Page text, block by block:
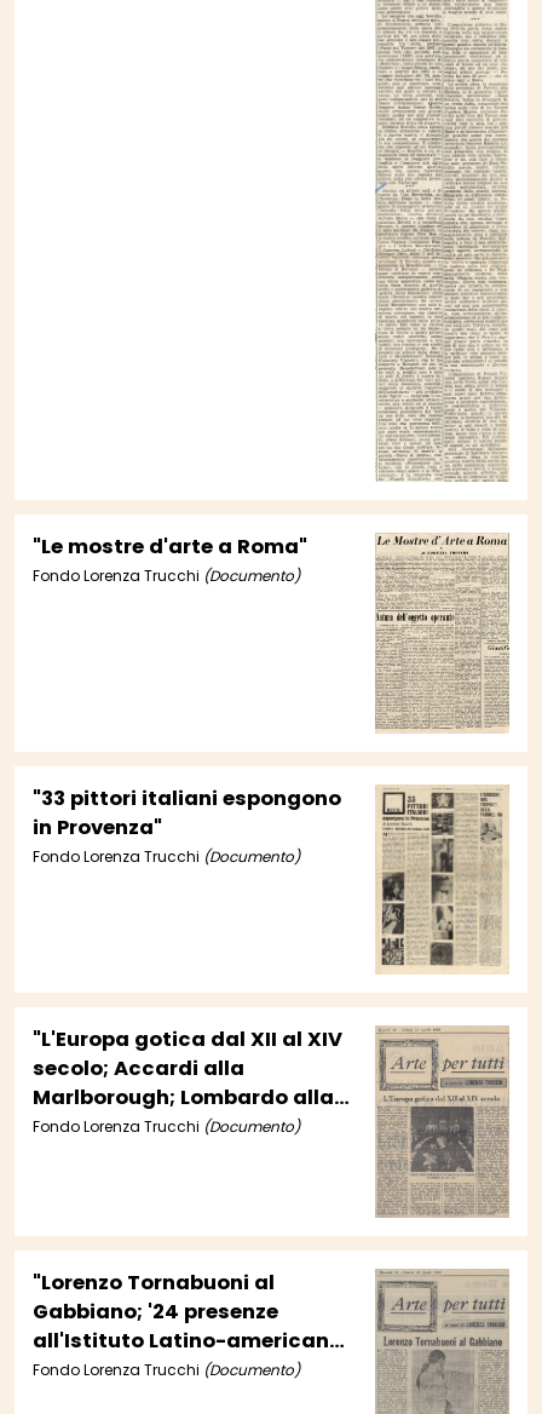
"Le mostre d'arte a Roma"
Fondo Lorenza Trucchi (Documento)
"33 pittori italiani espongono
in Provenza"
Fondo Lorenza Trucchi (Documento)
"L'Europa gotica dal XII al XIV
secolo; Accardi alla
Marlborough; Lombardo alla
Salita; Horak al Carpine;
Fondo Lorenza Trucchi (Documento)
"Lorenzo Tornabuoni al
Gabbiano; '24 presenze
all'Istituto Latino-americano;
Panseca all'Obelisco; Nuove
Fondo Lorenza Trucchi (Documento)